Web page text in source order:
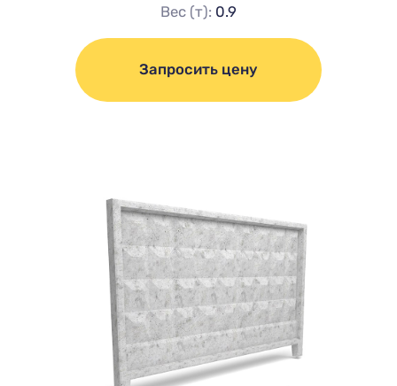
Вес (т): 0.9
Запросить цену